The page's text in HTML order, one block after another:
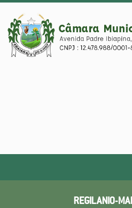
REGILANIO-